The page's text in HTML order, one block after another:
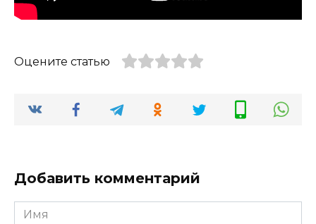
Оцените статью
Добавить комментарий
Имя